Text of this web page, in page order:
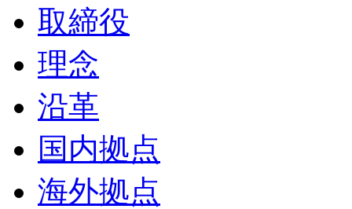
取締役
理念
沿革
国内拠点
海外拠点